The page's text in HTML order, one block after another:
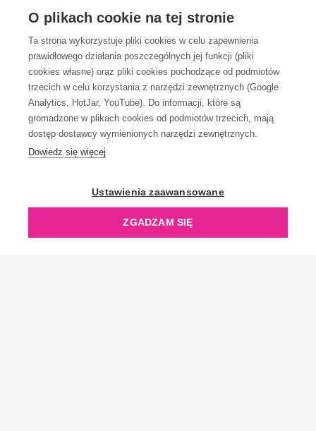
O plikach cookie na tej stronie
Ta strona wykorzystuje pliki cookies w celu zapewnienia
prawidłowego działania poszczególnych jej funkcji (pliki
cookies własne) oraz pliki cookies pochodzące od podmiotów
trzecich w celu korzystania z narzędzi zewnętrznych (Google
Analytics, HotJar, YouTube). Do informacji, które są
gromadzone w plikach cookies od podmiotów trzecich, mają
dostęp dostawcy wymienionych narzędzi zewnętrznych.
Dowiedz się więcej
Ustawienia zaawansowane
ZGADZAM SIĘ
OBSŁUGA KLIENTA
KONTAKT
OpenGift jest częścią ReflectGroup.